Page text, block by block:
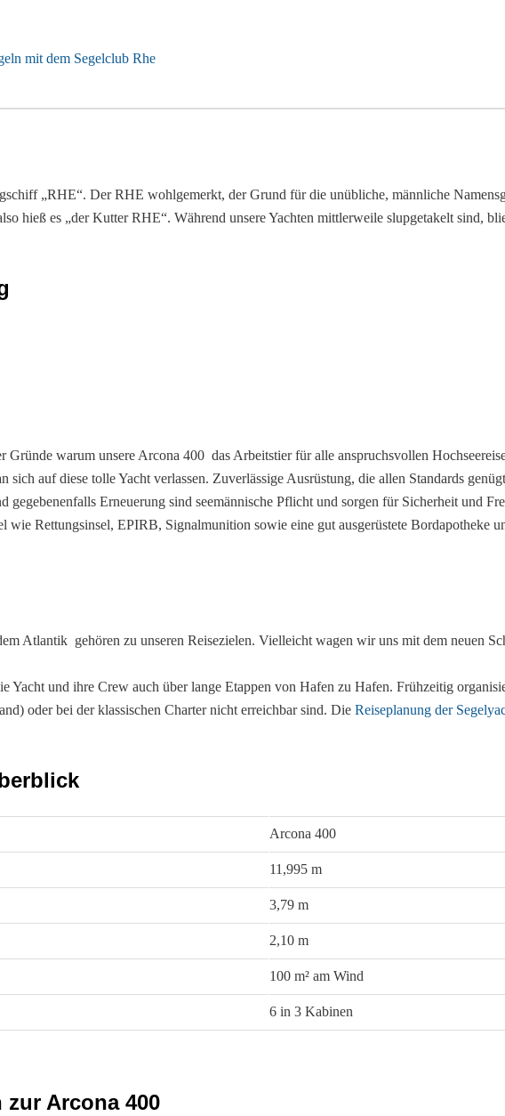
„RHE“. Der RHE wohlgemerkt, der Grund für die unübliche, männliche
hieß es „der Kutter RHE“. Während unsere Yachten mittlerweile slupgetakelt sind,
Gründe warum unsere Arcona 400 das Arbeitstier für alle anspruchsvollen
sich auf diese tolle Yacht verlassen. Zuverlässige Ausrüstung, die allen Standards
gegebenenfalls Erneuerung sind seemännische Pflicht und sorgen für Sicherheit und
wie Rettungsinsel, EPIRB, Signalmunition sowie eine gut ausgerüstete Bordapotheke
Atlantik gehören zu unseren Reisezielen. Vielleicht wagen wir uns mit dem neuen
Yacht und ihre Crew auch über lange Etappen von Hafen zu Hafen. Frühzeitig
oder bei der klassischen Charter nicht erreichbar sind. Die Reiseplanung der
Arcona 400
11,995 m
3,79 m
2,10 m
100 m² am Wind
6 in 3 Kabinen
Arcona 400